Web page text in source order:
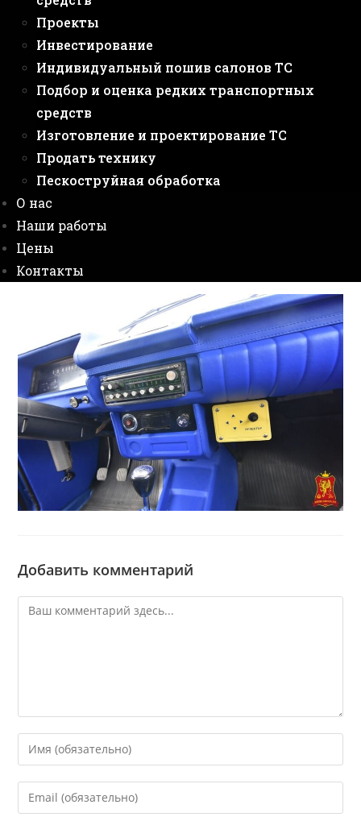
Проекты
Инвестирование
Индивидуальный пошив салонов ТС
Подбор и оценка редких транспортных
средств
Изготовление и проектирование ТС
Продать технику
Пескоструйная обработка
О нас
Наши работы
Цены
Контакты
Добавить комментарий
Комментарий
Введите
свое
имя
или
Введите
свой